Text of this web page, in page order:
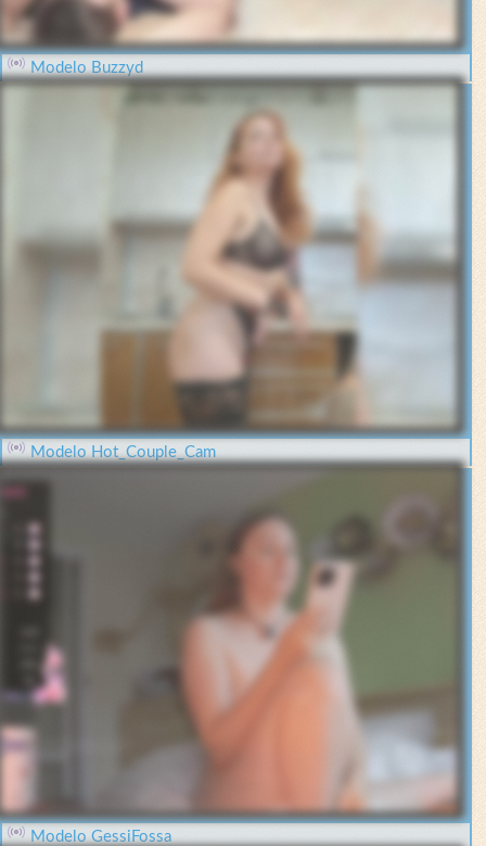
Modelo Buzzyd
Modelo Hot_Couple_Cam
Modelo GessiFossa